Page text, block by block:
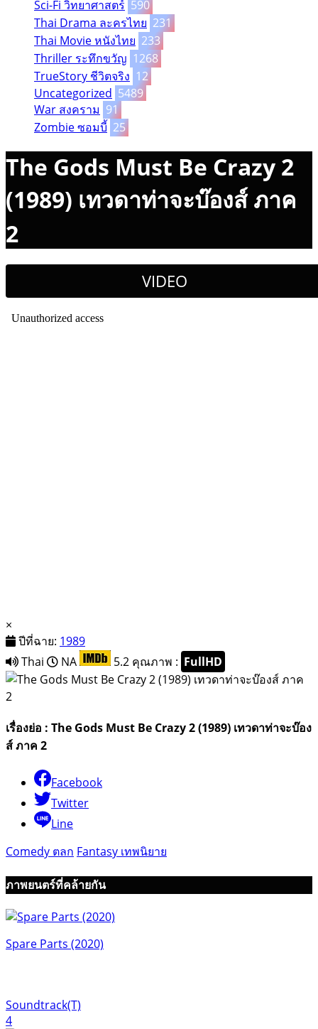
Sci-Fi วิทยาศาสตร์ 590
Thai Drama ละครไทย 231
Thai Movie หนังไทย 233
Thriller ระทึกขวัญ 1268
TrueStory ชีวิตจริง 12
Uncategorized 5489
War สงคราม 91
Zombie ซอมบี้ 25
The Gods Must Be Crazy 2
(1989) เทวดาท่าจะบ๊องส์ ภาค
2
VIDEO
×
ปีที่ฉาย: 1989
Thai
NA 5.2 คุณภาพ : FullHD
เรื่องย่อ : The Gods Must Be Crazy 2 (1989) เทวดาท่าจะบ๊อง
ส์ ภาค 2
Facebook
Twitter
Line
Comedy ตลก Fantasy เทพนิยาย
ภาพยนตร์ที่คล้ายกัน
Spare Parts (2020)
Soundtrack(T)
4